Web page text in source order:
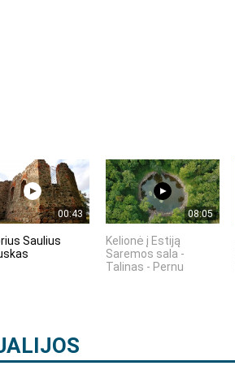
00:43
Saulius
08:05
Kelionė į Estiją
Saremos sala -
Talinas - Pernu